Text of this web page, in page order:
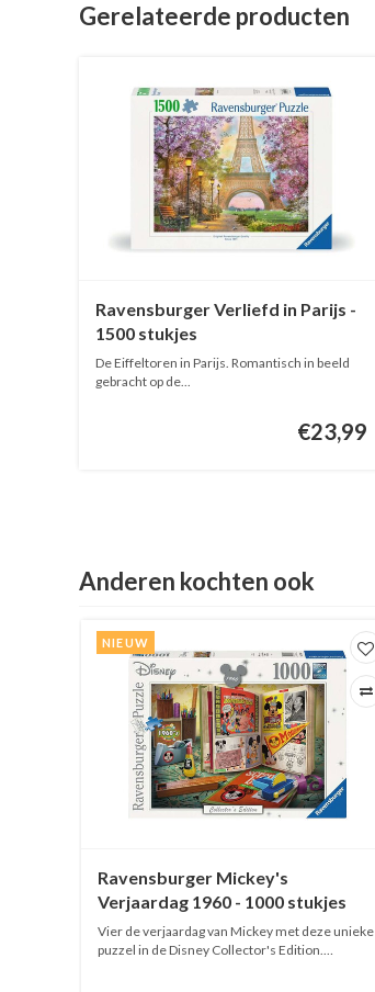
Gerelateerde producten
Ravensburger Verliefd in Parijs -
1500 stukjes
De Eiffeltoren in Parijs. Romantisch in beeld
gebracht op de...
€23,99
Anderen kochten ook
NIEUW
Ravensburger Mickey's
Verjaardag 1960 - 1000 stukjes
Vier de verjaardag van Mickey met deze unieke
puzzel in de Disney Collector's Edition.